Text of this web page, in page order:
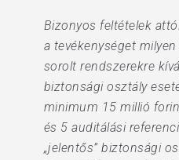
Bizonyos feltételek
a tevékenységet
sorolt rendszerekre
biztonsági osztály
minimum 15 millió
és 5 auditálási
„jelentős” biztonsági